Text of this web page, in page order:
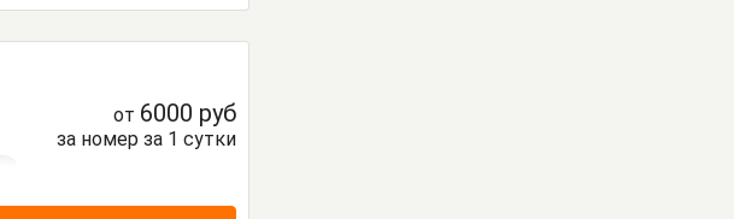
от 6000 руб
за номер за 1 сутки